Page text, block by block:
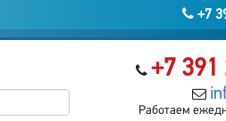
+7
+7
Работаем